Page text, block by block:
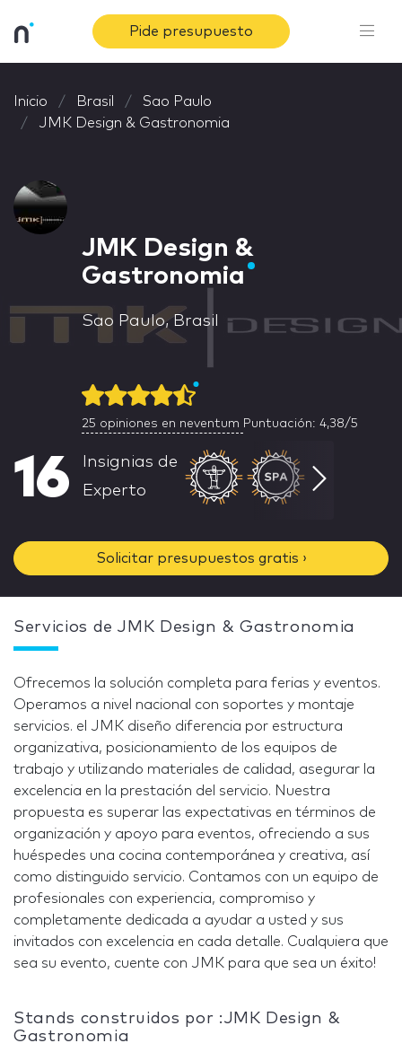
Pide presupuesto
Inicio Brasil
Sao Paulo
JMK Design & Gastronomia
JMK Design &
Gastronomia
Sao Paulo, Brasil
25 opiniones en neventum Puntuación: 4,38/5
16
Insignias de
Experto
Solicitar presupuestos gratis ›
Servicios de JMK Design & Gastronomia
Ofrecemos la solución completa para ferias y eventos.
Operamos a nivel nacional con soportes y montaje
servicios. el JMK diseño diferencia por estructura
organizativa, posicionamiento de los equipos de
trabajo y utilizando materiales de calidad, asegurar la
excelencia en la prestación del servicio. Nuestra
propuesta es superar las expectativas en términos de
organización y apoyo para eventos, ofreciendo a sus
huéspedes una cocina contemporánea y creativa, así
como distinguido servicio. Contamos con un equipo de
profesionales con experiencia, compromiso y
completamente dedicada a ayudar a usted y sus
invitados con excelencia en cada detalle. Cualquiera que
sea su evento, cuente con JMK para que sea un éxito!
Stands construidos por :JMK Design &
Gastronomia